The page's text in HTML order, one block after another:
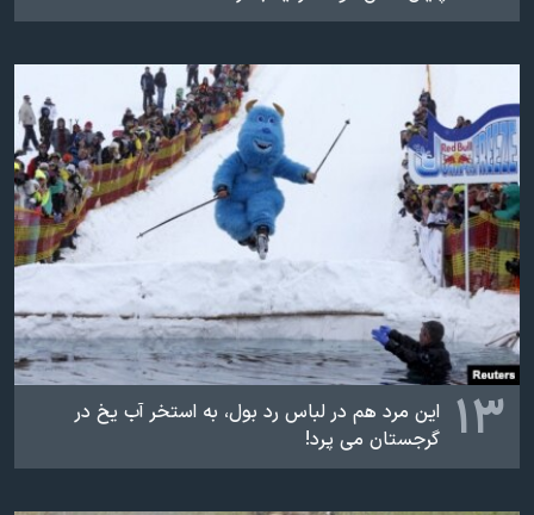
۱۳
این مرد هم در لباس رد بول، به استخر آب یخ در
گرجستان می پرد!